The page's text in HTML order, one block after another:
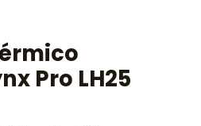
Pro LH25